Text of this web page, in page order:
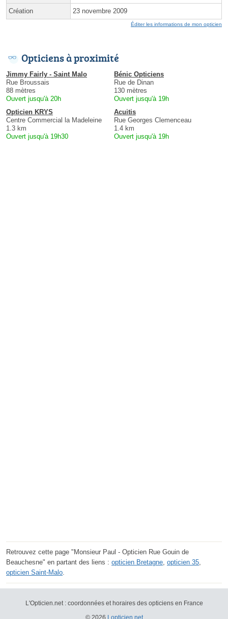
Création 23 novembre 2009
Éditer les informations de mon opticien
Opticiens à proximité
Jimmy Fairly - Saint Malo
Rue Broussais
88 mètres
Ouvert jusqu'à 20h
Bénic Opticiens
Rue de Dinan
130 mètres
Ouvert jusqu'à 19h
Opticien KRYS
Centre Commercial la Madeleine
1.3 km
Ouvert jusqu'à 19h30
Acuitis
Rue Georges Clemenceau
1.4 km
Ouvert jusqu'à 19h
Retrouvez cette page "Monsieur Paul - Opticien Rue Gouin de
Beauchesne" en partant des liens : opticien Bretagne, opticien 35,
opticien Saint-Malo.
L'Opticien.net : coordonnées et horaires des opticiens en France